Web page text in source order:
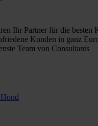
Ihr Partner für die besten
Kunden in ganz
Team von Consultants